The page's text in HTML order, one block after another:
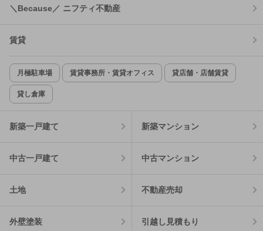
＼Because／ ニフティ不動産
賃貸
月極駐車場 賃貸事務所・賃貸オフィス 貸店舗・店舗賃貸
貸し倉庫
新築一戸建て 新築マンション
中古一戸建て 中古マンション
土地 不動産売却
外壁塗装 引越し見積もり